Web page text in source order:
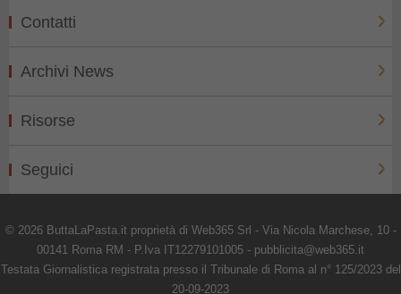
Contatti
Archivi News
Risorse
Seguici
© 2026 ButtaLaPasta.it proprietà di Web365 Srl - Via Nicola Marchese, 10 -
00141 Roma RM - P.Iva IT12279101005 - pubblicita@web365.it
Testata Giornalistica registrata presso il Tribunale di Roma al n° 125/2023 del
20-09-2023